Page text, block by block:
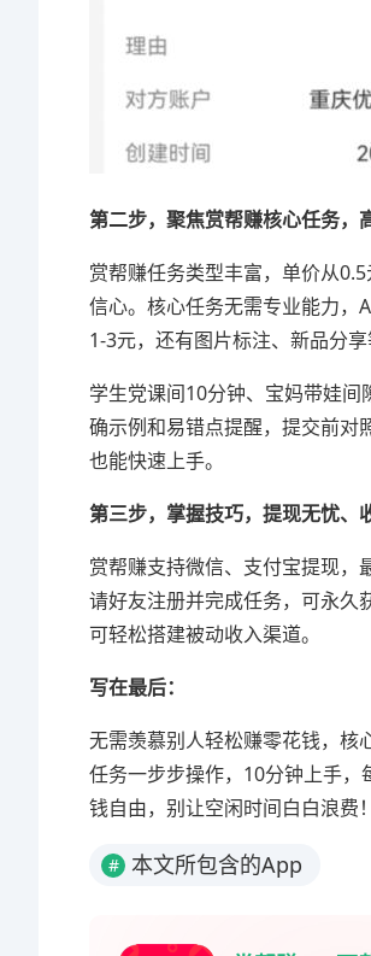
第二步，聚焦赏帮赚核心任务，
赏帮赚任务类型丰富，单价从
信心。核心任务无需专业能力，
1-3元，还有图片标注、新品分享
学生党课间10分钟、宝妈带娃
确示例和易错点提醒，提交前对
也能快速上手。
第三步，掌握技巧，提现无忧、
赏帮赚支持微信、支付宝提现，
请好友注册并完成任务，可永久
可轻松搭建被动收入渠道。
写在最后：
无需羡慕别人轻松赚零花钱，核
任务一步步操作，10分钟上手
钱自由，别让空闲时间白白浪费！
# 本文所包含的App